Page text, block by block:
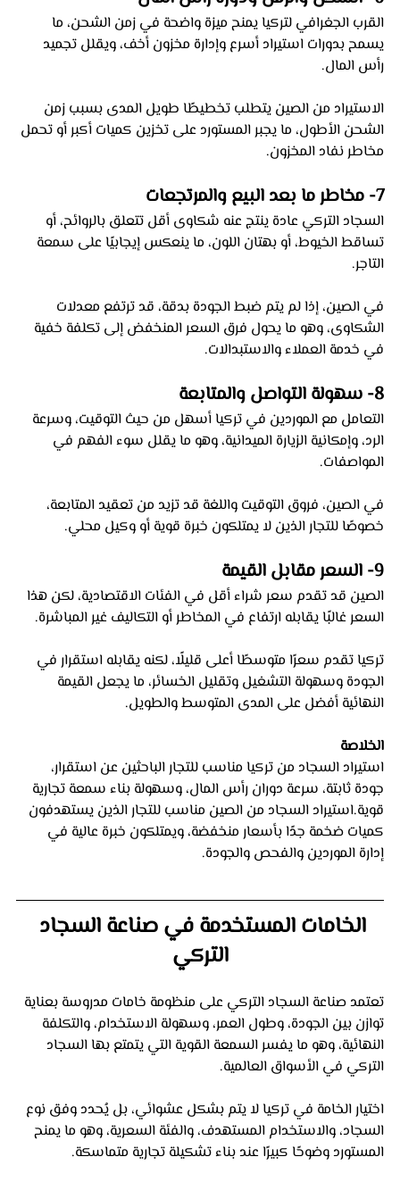
القرب الجغرافي لتركيا يمنح ميزة واضحة في زمن الشحن، ما
يسمح بدورات استيراد أسرع وإدارة مخزون أخف، ويقلل تجميد
رأس المال.
الاستيراد من الصين يتطلب تخطيطًا طويل المدى بسبب زمن
الشحن الأطول، ما يجبر المستورد على تخزين كميات أكبر أو تحمل
مخاطر نفاد المخزون.
7- مخاطر ما بعد البيع والمرتجعات
السجاد التركي عادة ينتج عنه شكاوى أقل تتعلق بالروائح، أو
تساقط الخيوط، أو بهتان اللون، ما ينعكس إيجابيًا على سمعة
التاجر.
في الصين، إذا لم يتم ضبط الجودة بدقة، قد ترتفع معدلات
الشكاوى، وهو ما يحول فرق السعر المنخفض إلى تكلفة خفية
في خدمة العملاء والاستبدالات.
8- سهولة التواصل والمتابعة
التعامل مع الموردين في تركيا أسهل من حيث التوقيت، وسرعة
الرد، وإمكانية الزيارة الميدانية، وهو ما يقلل سوء الفهم في
المواصفات.
في الصين، فروق التوقيت واللغة قد تزيد من تعقيد المتابعة،
خصوصًا للتجار الذين لا يمتلكون خبرة قوية أو وكيل محلي.
9- السعر مقابل القيمة
الصين قد تقدم سعر شراء أقل في الفئات الاقتصادية، لكن هذا
السعر غالبًا يقابله ارتفاع في المخاطر أو التكاليف غير المباشرة.
تركيا تقدم سعرًا متوسطًا أعلى قليلًا، لكنه يقابله استقرار في
الجودة وسهولة التشغيل وتقليل الخسائر، ما يجعل القيمة
النهائية أفضل على المدى المتوسط والطويل.
الخلاصة
استيراد السجاد من تركيا مناسب للتجار الباحثين عن استقرار،
جودة ثابتة، سرعة دوران رأس المال، وسهولة بناء سمعة تجارية
قوية.استيراد السجاد من الصين مناسب للتجار الذين يستهدفون
كميات ضخمة جدًا بأسعار منخفضة، ويمتلكون خبرة عالية في
إدارة الموردين والفحص والجودة.
الخامات المستخدمة في صناعة السجاد
التركي
تعتمد صناعة السجاد التركي على منظومة خامات مدروسة بعناية
توازن بين الجودة، وطول العمر، وسهولة الاستخدام، والتكلفة
النهائية، وهو ما يفسر السمعة القوية التي يتمتع بها السجاد
التركي في الأسواق العالمية.
اختيار الخامة في تركيا لا يتم بشكل عشوائي، بل يُحدد وفق نوع
السجاد، والاستخدام المستهدف، والفئة السعرية، وهو ما يمنح
المستورد وضوحًا كبيرًا عند بناء تشكيلة تجارية متماسكة.